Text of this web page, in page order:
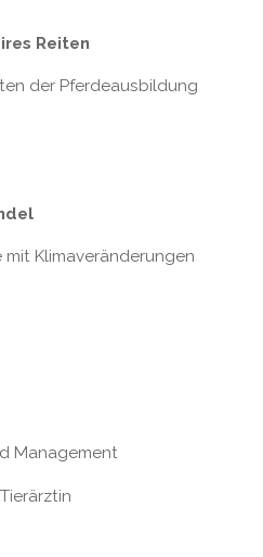
Reiten
der Pferdeausbildung
Klimaveränderungen
Management